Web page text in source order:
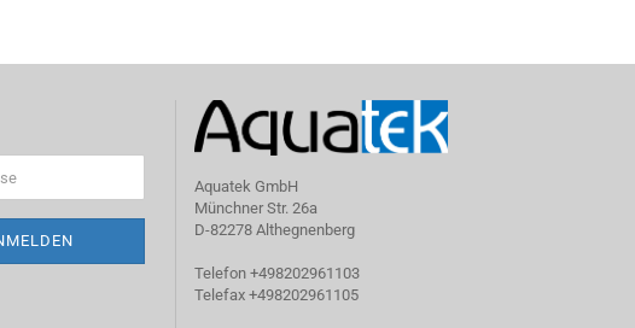
Aquatek GmbH
Münchner Str. 26a
D-82278 Althegnenberg
Telefon +498202961103
Telefax +498202961105